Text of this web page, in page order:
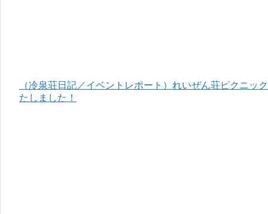
（冷泉荘日記／イベントレポート）れいぜん荘ピクニッ
たしました！